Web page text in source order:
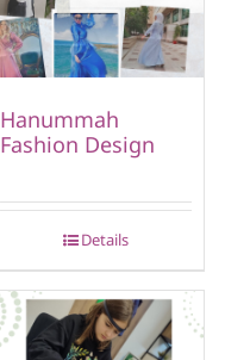
Hanummah
Fashion Design
Details